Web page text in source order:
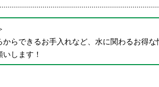
らできるお手入れなど、水に関わるお得な
します！